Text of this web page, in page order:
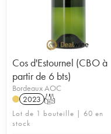
Cos d'Estournel (CBO à
partir de 6 bts)
Bordeaux AOC
2023 T
Lot de 1 bouteille | 60 en
stock